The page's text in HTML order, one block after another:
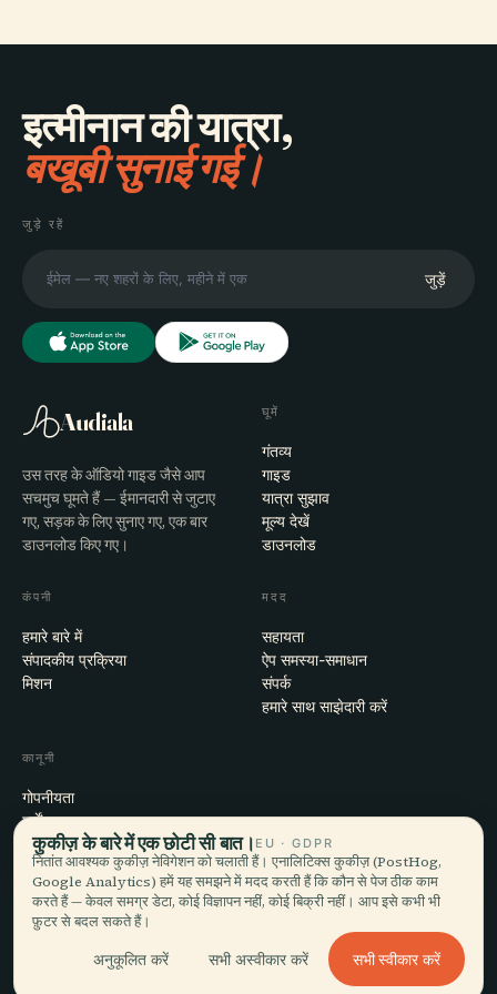
इत्मीनान की यात्रा,
बखूबी सुनाई गई।
जुड़े रहें
जुड़ें
Audiala
उस तरह के ऑडियो गाइड जैसे आप
सचमुच घूमते हैं — ईमानदारी से जुटाए
गए, सड़क के लिए सुनाए गए, एक बार
डाउनलोड किए गए।
घूमें
गंतव्य
गाइड
यात्रा सुझाव
मूल्य देखें
डाउनलोड
कंपनी
हमारे बारे में
संपादकीय प्रक्रिया
मिशन
मदद
सहायता
ऐप समस्या-समाधान
संपर्क
हमारे साथ साझेदारी करें
कानूनी
गोपनीयता
शर्तें
कुकी सेटिंग्स
खाता हटाएँ
© 2026 Audiala · मोर्ज, स्विट्ज़रलैंड में बना, सफ़र पर और बादलों में
EN · FR · DE · ES · IT · PT · JA · ZH · HI · RU · CS · AR
कुकीज़ के बारे में एक छोटी सी बात। EU · GDPR
नितांत आवश्यक कुकीज़ नेविगेशन को चलाती हैं। एनालिटिक्स कुकीज़ (PostHog,
Google Analytics) हमें यह समझने में मदद करती हैं कि कौन से पेज ठीक काम
करते हैं — केवल समग्र डेटा, कोई विज्ञापन नहीं, कोई बिक्री नहीं। आप इसे कभी भी
फ़ुटर से बदल सकते हैं।
अनुकूलित करें सभी अस्वीकार करें सभी स्वीकार करें